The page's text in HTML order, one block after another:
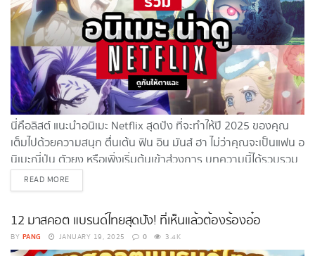
นี่คือลิสต์ แนะนำอนิเมะ Netflix สุดปัง ที่จะทำให้ปี 2025 ของคุณ
เต็มไปด้วยความสนุก ตื่นเต้น ฟิน อิน มันส์ ฮา ไม่ว่าคุณจะเป็นแฟน อ
นิเมะญี่ปุ่น ตัวยง หรือเพิ่งเริ่มต้นเข้าสู่วงการ บทความนี้ได้รวบรวม
อนิเมะน่าดู 2025 มาให้คุณแบบจุใจถึง...
READ MOREDETAILS
12 มาสคอต แบรนด์ไทยสุดปัง! ที่เห็นแล้วต้องร้องอ๋อ
BY PANG JANUARY 19, 2025 0 3.4K